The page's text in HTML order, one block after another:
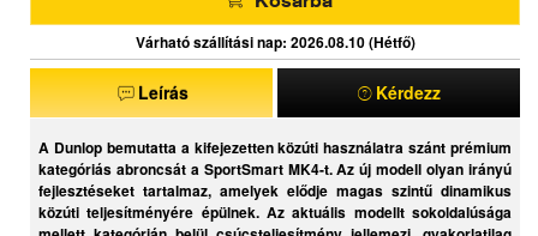
Kosárba
Várható szállítási nap: 2026.08.10 (Hétfő)
Leírás Kérdezz
A Dunlop bemutatta a kifejezetten közúti használatra szánt prémium
kategóriás abroncsát a SportSmart MK4-t. Az új modell olyan irányú
fejlesztéseket tartalmaz, amelyek elődje magas szintű dinamikus
közúti teljesítményére épülnek. Az aktuális modellt sokoldalúsága